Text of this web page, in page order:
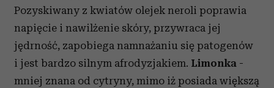
Pozyskiwany z kwiatów olejek neroli poprawia
napięcie i nawilżenie skóry, przywraca jej
jędrność, zapobiega namnażaniu się patogenów
i jest bardzo silnym afrodyzjakiem. Limonka -
mniej znana od cytryny, mimo iż posiada większą